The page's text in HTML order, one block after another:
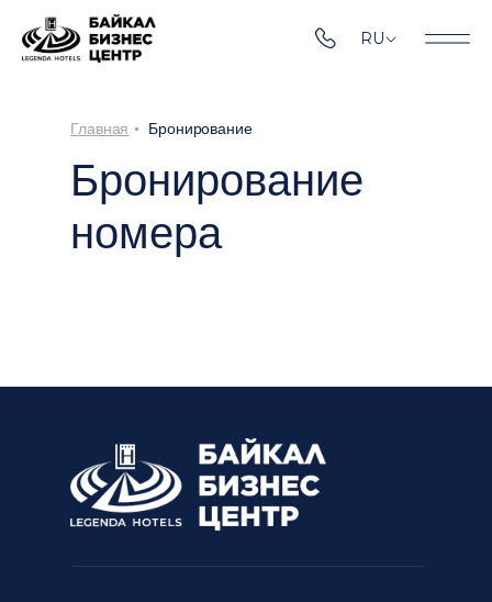
RU
Бронирование
номера
Главная Бронирование